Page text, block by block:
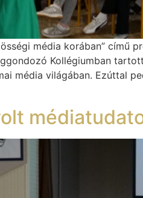
média korában” című
Kollégiumban
média világában. Ezúttal